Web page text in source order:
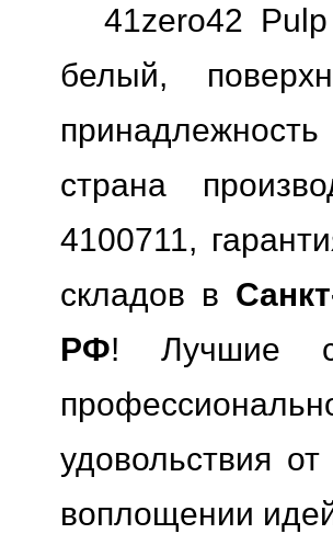
41zero42
белый,
страна
4100711,
складов в
РФ! Лучшие
удовольствия
воплощении